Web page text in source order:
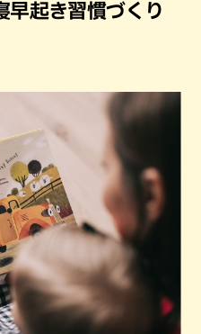
早起き習慣づくり